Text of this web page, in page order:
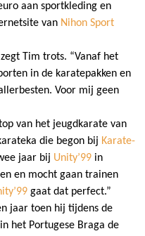
aan sportkleding en
van Nihon Sport
zegt Tim trots. “Vanaf het
in de karatepakken en
Voor mij geen
van het jeugdkarate van
die begon bij Karate-
jaar bij Unity’99 in
en mocht gaan trainen
gaat dat perfect.”
jaar toen hij tijdens de
in het Portugese Braga de